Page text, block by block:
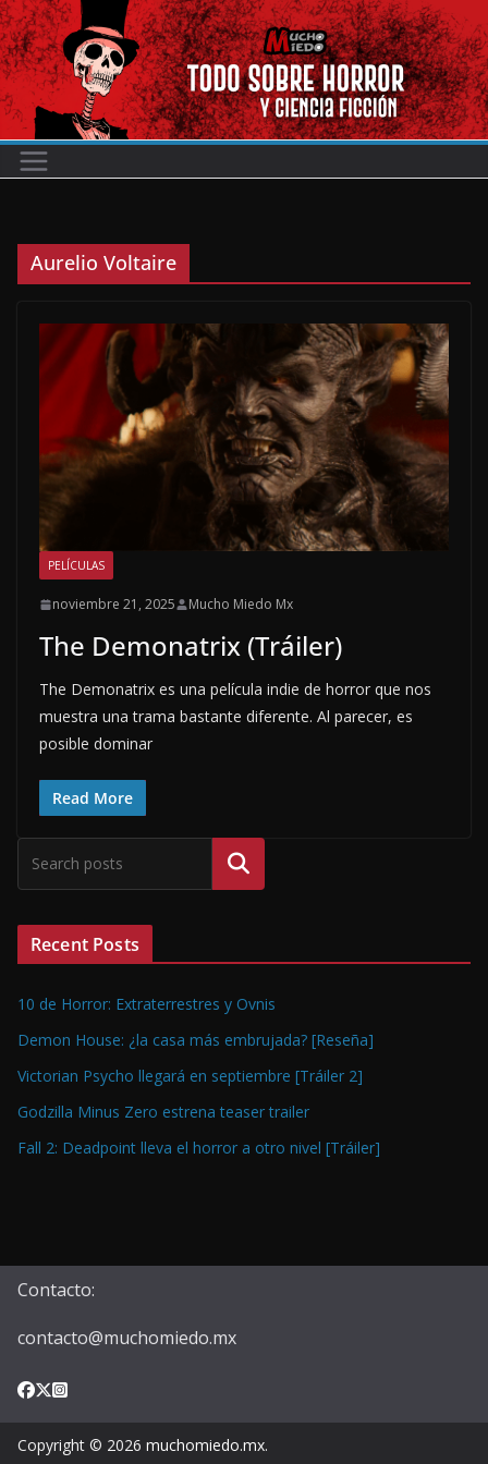
Saltar
al
contenido
Aurelio Voltaire
PELÍCULAS
noviembre 21, 2025 Mucho Miedo Mx
The Demonatrix (Tráiler)
The Demonatrix es una película indie de horror que nos
muestra una trama bastante diferente. Al parecer, es
posible dominar
Read More
Buscar
Recent Posts
10 de Horror: Extraterrestres y Ovnis
Demon House: ¿la casa más embrujada? [Reseña]
Victorian Psycho llegará en septiembre [Tráiler 2]
Godzilla Minus Zero estrena teaser trailer
Fall 2: Deadpoint lleva el horror a otro nivel [Tráiler]
Contacto:
contacto@muchomiedo.mx
Copyright © 2026 muchomiedo.mx.